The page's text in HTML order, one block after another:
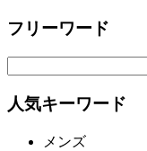
フリーワード
人気キーワード
メンズ